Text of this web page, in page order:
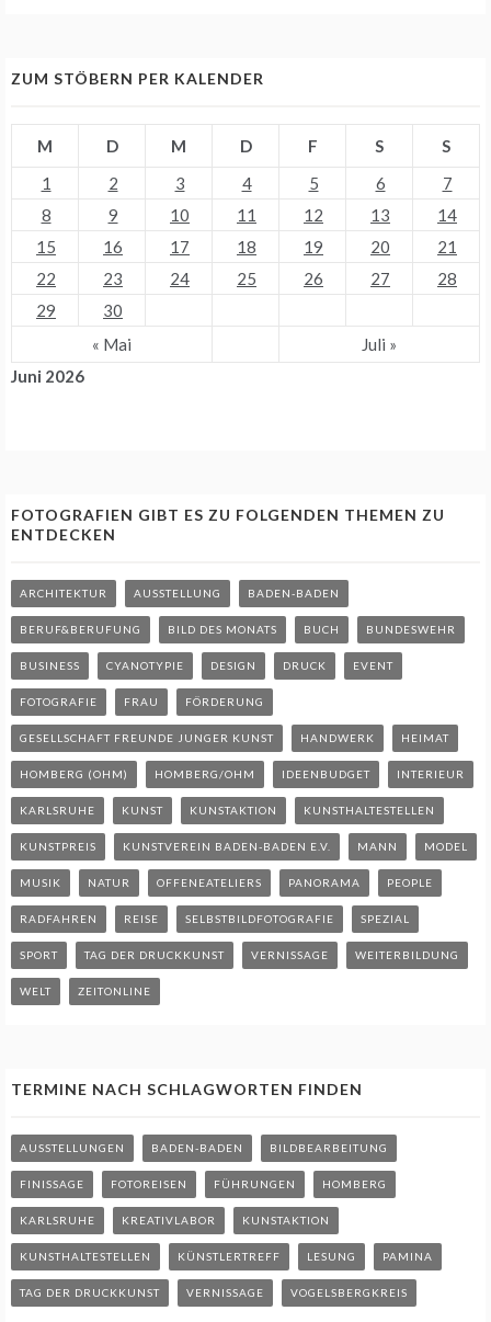
ZUM STÖBERN PER KALENDER
Juni 2026
M D M D F S
S
1
2 3 4 5 6
7
8
9 10 11 12 13
14
15
16 17 18 19 20
21
22
23 24 25 26 27
28
29
30
« Mai
Juli »
FOTOGRAFIEN GIBT ES ZU FOLGENDEN THEMEN ZU
ENTDECKEN
ARCHITEKTUR AUSSTELLUNG BADEN-BADEN
BERUF&BERUFUNG BILD DES MONATS BUCH BUNDESWEHR
BUSINESS CYANOTYPIE DESIGN DRUCK EVENT
FOTOGRAFIE FRAU FÖRDERUNG
GESELLSCHAFT FREUNDE JUNGER KUNST HANDWERK HEIMAT
HOMBERG (OHM) HOMBERG/OHM IDEENBUDGET INTERIEUR
KARLSRUHE KUNST KUNSTAKTION KUNSTHALTESTELLEN
KUNSTPREIS KUNSTVEREIN BADEN-BADEN E.V. MANN MODEL
MUSIK NATUR OFFENEATELIERS PANORAMA PEOPLE
RADFAHREN REISE SELBSTBILDFOTOGRAFIE SPEZIAL
SPORT TAG DER DRUCKKUNST VERNISSAGE WEITERBILDUNG
WELT ZEITONLINE
TERMINE NACH SCHLAGWORTEN FINDEN
AUSSTELLUNGEN BADEN-BADEN BILDBEARBEITUNG
FINISSAGE FOTOREISEN FÜHRUNGEN HOMBERG
KARLSRUHE KREATIVLABOR KUNSTAKTION
KUNSTHALTESTELLEN KÜNSTLERTREFF LESUNG PAMINA
TAG DER DRUCKKUNST VERNISSAGE VOGELSBERGKREIS